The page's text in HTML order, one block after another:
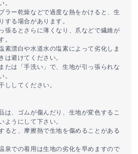
。
ラー乾燥などで過度な熱をかけると、生
する場合があります。
張るとさらに薄くなり、爪などで繊維が
。
素漂白や水道水の塩素によって劣化しま
は避けてください。
たは「手洗い」で、生地が引っ張られな
。
ししてください。
は、ゴムが傷んだり、生地が変色するこ
ようにして下さい。
ると、摩擦熱で生地を傷めることがある
泉での着用は生地の劣化を早めますので